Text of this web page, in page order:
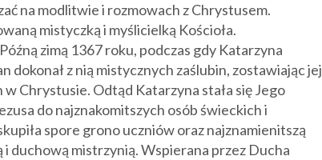
na modlitwie i rozmowach z Chrystusem.
mistyczką i myślicielką Kościoła.
zimą 1367 roku, podczas gdy Katarzyna
dokonał z nią mistycznych zaślubin, zostawiając jej
Chrystusie. Odtąd Katarzyna stała się Jego
do najznakomitszych osób świeckich i
spore grono uczniów oraz najznamienitszą
duchową mistrzynią. Wspierana przez Ducha